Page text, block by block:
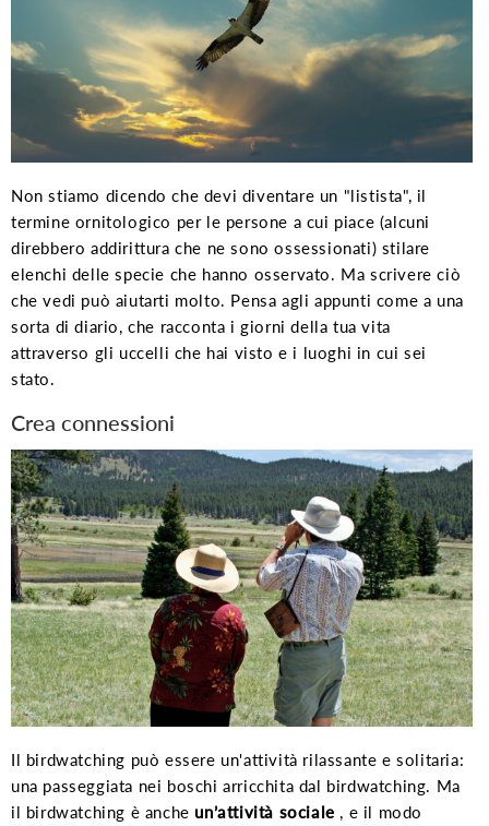
Non stiamo dicendo che devi diventare un "listista", il
termine ornitologico per le persone a cui piace (alcuni
direbbero addirittura che ne sono ossessionati) stilare
elenchi delle specie che hanno osservato. Ma scrivere ciò
che vedi può aiutarti molto. Pensa agli appunti come a una
sorta di diario, che racconta i giorni della tua vita
attraverso gli uccelli che hai visto e i luoghi in cui sei
stato.
Crea connessioni
Il birdwatching può essere un'attività rilassante e solitaria:
una passeggiata nei boschi arricchita dal birdwatching. Ma
il birdwatching è anche un’attività sociale , e il modo